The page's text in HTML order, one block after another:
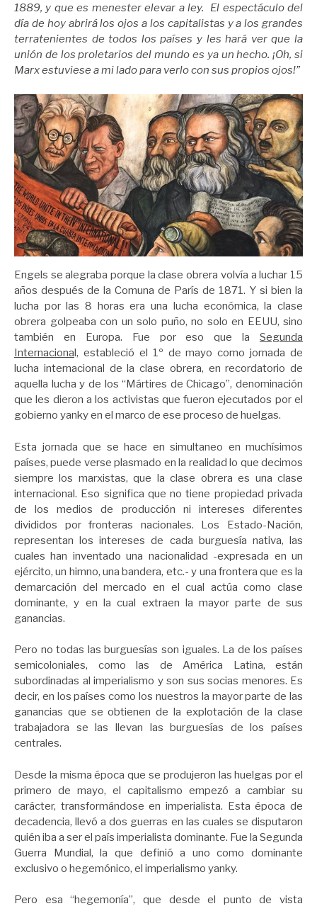
1889, y que es menester elevar a ley. El espectáculo del
día de hoy abrirá los ojos a los capitalistas y a los grandes
terratenientes de todos los países y les hará ver que la
unión de los proletarios del mundo es ya un hecho. ¡Oh, si
Marx estuviese a mi lado para verlo con sus propios ojos!”
Engels se alegraba porque la clase obrera volvía a luchar 15
años después de la Comuna de París de 1871. Y si bien la
lucha por las 8 horas era una lucha económica, la clase
obrera golpeaba con un solo puño, no solo en EEUU, sino
también en Europa. Fue por eso que la Segunda
Internaciona l, estableció el 1º de mayo como jornada de
lucha internacional de la clase obrera, en recordatorio de
aquella lucha y de los “Mártires de Chicago”, denominación
que les dieron a los activistas que fueron ejecutados por el
gobierno yanky en el marco de ese proceso de huelgas.
Esta jornada que se hace en simultaneo en muchísimos
países, puede verse plasmado en la realidad lo que decimos
siempre los marxistas, que la clase obrera es una clase
internacional. Eso significa que no tiene propiedad privada
de los medios de producción ni intereses diferentes
divididos por fronteras nacionales. Los Estado-Nación,
representan los intereses de cada burguesía nativa, las
cuales han inventado una nacionalidad -expresada en un
ejército, un himno, una bandera, etc.- y una frontera que es la
demarcación del mercado en el cual actúa como clase
dominante, y en la cual extraen la mayor parte de sus
ganancias.
Pero no todas las burguesías son iguales. La de los países
semicoloniales, como las de América Latina, están
subordinadas al imperialismo y son sus socias menores. Es
decir, en los países como los nuestros la mayor parte de las
ganancias que se obtienen de la explotación de la clase
trabajadora se las llevan las burguesías de los países
centrales.
Desde la misma época que se produjeron las huelgas por el
primero de mayo, el capitalismo empezó a cambiar su
carácter, transformándose en imperialista. Esta época de
decadencia, llevó a dos guerras en las cuales se disputaron
quién iba a ser el país imperialista dominante. Fue la Segunda
Guerra Mundial, la que definió a uno como dominante
exclusivo o hegemónico, el imperialismo yanky.
Pero esa “hegemonía”, que desde el punto de vista